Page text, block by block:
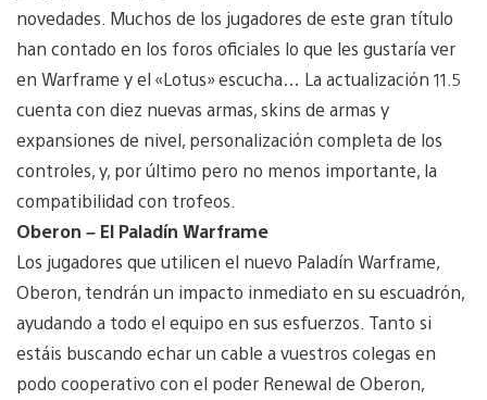
novedades. Muchos de los jugadores de este gran título
han contado en los foros oficiales lo que les gustaría ver
en Warframe y el «Lotus» escucha… La actualización 11.5
cuenta con diez nuevas armas, skins de armas y
expansiones de nivel, personalización completa de los
controles, y, por último pero no menos importante, la
compatibilidad con trofeos.
Oberon – El Paladín Warframe
Los jugadores que utilicen el nuevo Paladín Warframe,
Oberon, tendrán un impacto inmediato en su escuadrón,
ayudando a todo el equipo en sus esfuerzos. Tanto si
estáis buscando echar un cable a vuestros colegas en
podo cooperativo con el poder Renewal de Oberon,